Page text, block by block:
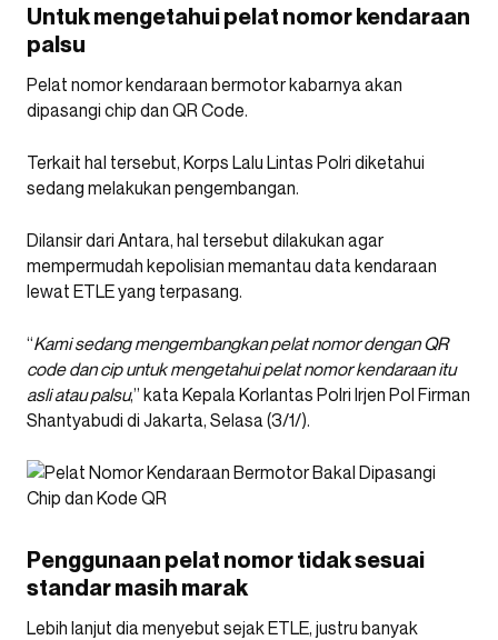
Untuk mengetahui pelat nomor kendaraan
palsu
Pelat nomor kendaraan bermotor kabarnya akan
dipasangi chip dan QR Code.
Terkait hal tersebut, Korps Lalu Lintas Polri diketahui
sedang melakukan pengembangan.
Dilansir dari Antara, hal tersebut dilakukan agar
mempermudah kepolisian memantau data kendaraan
lewat ETLE yang terpasang.
“Kami sedang mengembangkan pelat nomor dengan QR
code dan cip untuk mengetahui pelat nomor kendaraan itu
asli atau palsu,” kata Kepala Korlantas Polri Irjen Pol Firman
Shantyabudi di Jakarta, Selasa (3/1/).
Penggunaan pelat nomor tidak sesuai
standar masih marak
Lebih lanjut dia menyebut sejak ETLE, justru banyak